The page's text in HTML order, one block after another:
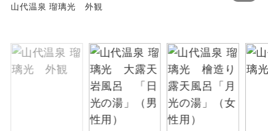
山代温泉 瑠璃光 外観
露天風呂
ご宿泊ホテルに露天風呂が付いていま
す。
ご宿泊ホテルに大浴場が付いています。